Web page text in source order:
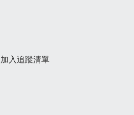
加入追蹤清單